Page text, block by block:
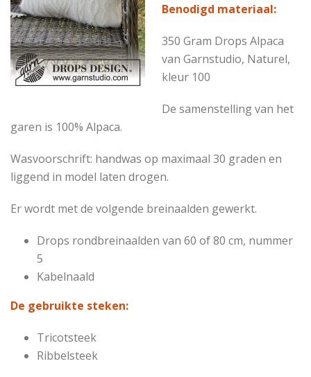
Benodigd materiaal:
350 Gram Drops Alpaca
van Garnstudio, Naturel,
kleur 100
De samenstelling van het
garen is 100% Alpaca.
Wasvoorschrift: handwas op maximaal 30 graden en
liggend in model laten drogen.
Er wordt met de volgende breinaalden gewerkt.
Drops rondbreinaalden van 60 of 80 cm, nummer
5
Kabelnaald
De gebruikte steken:
Tricotsteek
Ribbelsteek